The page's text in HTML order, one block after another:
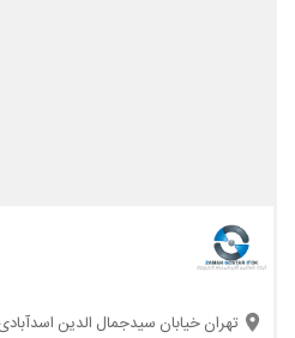
تهران خیابان سیدجمال الدین